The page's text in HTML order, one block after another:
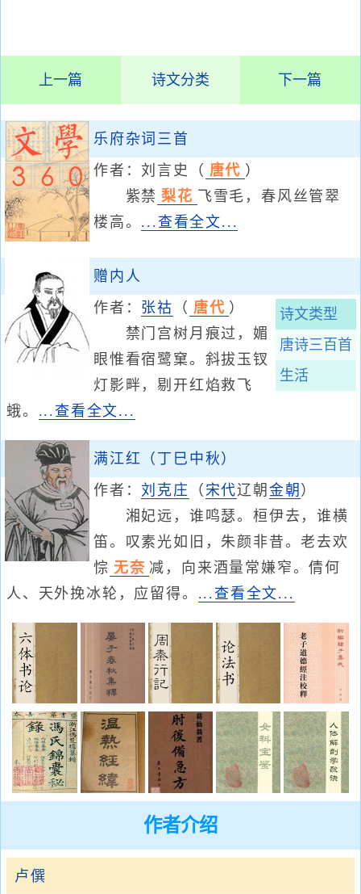
上一篇 诗文分类 下一篇
乐府杂词三首
作者：刘言史 （ 唐代 ）
紫禁 梨花
飞雪毛，春风丝管翠
楼高。 ...查看全文...
赠内人
诗文类型
唐诗三百首
生活
作者： 张祜 （ 唐代 ）
禁门宫树月痕过，媚
眼惟看宿鹭窠。斜拔玉钗
灯影畔，剔开红焰救飞
蛾。 ...查看全文...
满江红（丁巳中秋）
作者：刘克庄 （ 宋代辽朝 金朝 ）
湘妃远，谁鸣瑟。桓伊去，谁横
笛。叹素光如旧，朱颜非昔。老去欢
悰 无奈 减，向来酒量常嫌窄。倩何
人、天外挽冰轮，应留得。 ...查看全文...
作者介绍
卢僎